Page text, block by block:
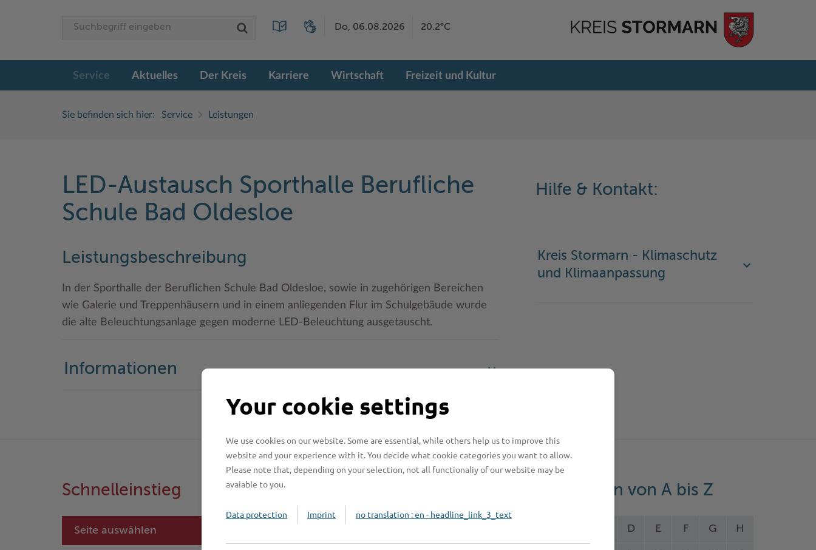
Do, 06.08.2026 20.2°C
Service Aktuelles Der Kreis Karriere Wirtschaft Freizeit und Kultur
Sie befinden sich hier: Service Leistungen
LED-Austausch Sporthalle Berufliche
Schule Bad Oldesloe
Leistungsbeschreibung
In der Sporthalle der Beruflichen Schule Bad Oldesloe, sowie in zugehörigen Bereichen
wie Galerie und Treppenhäusern und in einem anliegenden Flur im Schulgebäude wurde
die alte Beleuchtungsanlage gegen moderne LED-Beleuchtung ausgetauscht.
Informationen
Hilfe & Kontakt:
Kreis Stormarn - Klimaschutz
und Klimaanpassung
Schnelleinstieg
Seite auswählen
Leistungen von A bis Z
D E F G H
Your cookie settings
We use cookies on our website. Some are essential, while others help us to improve this
website and your experience with it. You decide what cookie categories you want to allow.
Please note that, depending on your selection, not all functionaliy of our website may be
avaiable to you.
Data protection Imprint no translation : en - headline_link_3_text